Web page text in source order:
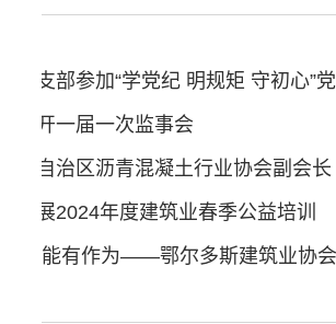
召开一届一次监事会
古自治区沥青混凝土行业协会副会长
开展2024年度建筑业春季公益培训